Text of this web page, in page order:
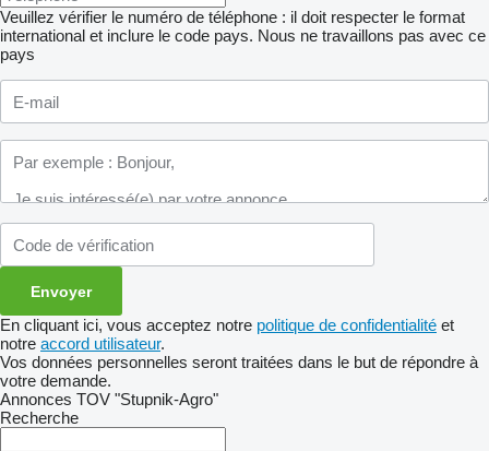
Veuillez vérifier le numéro de téléphone : il doit respecter le format
international et inclure le code pays. Nous ne travaillons pas avec ce
pays
En cliquant ici, vous acceptez notre politique de confidentialité et
notre accord utilisateur.
Vos données personnelles seront traitées dans le but de répondre à
votre demande.
Annonces TOV "Stupnik-Agro"
Recherche